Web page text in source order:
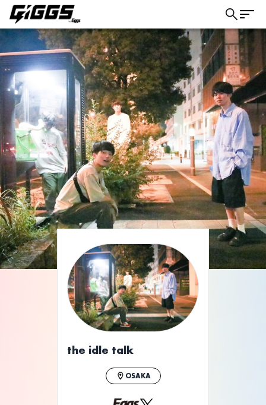
ライブ体験をもっと楽しく、もっと便利
に。
the idle talk
OSAKA
こちら